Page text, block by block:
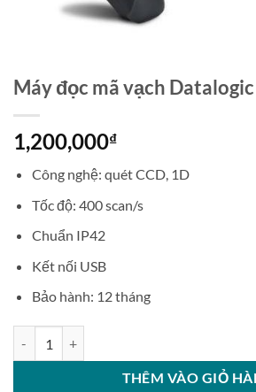
Máy đọc mã vạch
1,200,000₫
Công nghệ: quét CCD, 1D
Tốc độ: 400 scan/s
Chuẩn IP42
Kết nối USB
Bảo hành: 12 tháng
THÊM VÀO GIỎ